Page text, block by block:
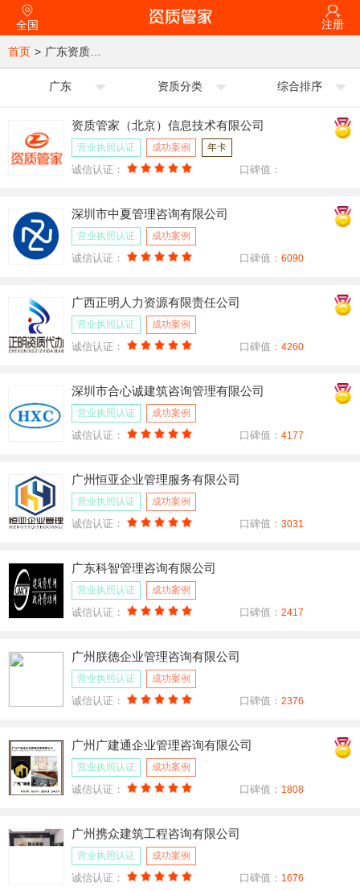
全国 注册
首页 >
广东 资质分类 综合排序
资质管家（北京）信息技术有限公司
营业执照认证 成功案例 年卡
诚信认证： 口碑值：
深圳市中夏管理咨询有限公司
营业执照认证 成功案例
诚信认证： 口碑值：6090
广西正明人力资源有限责任公司
营业执照认证 成功案例
诚信认证： 口碑值：4260
深圳市合心诚建筑咨询管理有限公司
营业执照认证 成功案例
诚信认证： 口碑值：4177
广州恒亚企业管理服务有限公司
营业执照认证 成功案例
诚信认证： 口碑值：3031
广东科智管理咨询有限公司
营业执照认证 成功案例
诚信认证： 口碑值：2417
广州朕德企业管理咨询有限公司
营业执照认证 成功案例
诚信认证： 口碑值：2376
广州广建通企业管理咨询有限公司
营业执照认证 成功案例
诚信认证： 口碑值： 1808
广州携众建筑工程咨询有限公司
营业执照认证 成功案例
诚信认证： 口碑值： 1676